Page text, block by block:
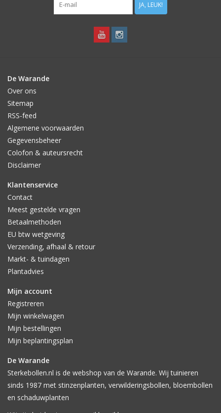
JA, LEUK!
De Warande
Over ons
Sitemap
RSS-feed
Algemene voorwaarden
Gegevensbeheer
Colofon & auteursrecht
Disclaimer
Klantenservice
Contact
Meest gestelde vragen
Betaalmethoden
EU btw wetgeving
Verzending, afhaal & retour
Markt- & tuindagen
Plantadvies
Mijn account
Registreren
Mijn winkelwagen
Mijn bestellingen
Mijn beplantingsplan
De Warande
Sterkebollen.nl is de webshop van de Warande. Wij tuinieren
sinds 1987 met stinzenplanten, verwilderingsbollen, bloembollen
en schaduwplanten